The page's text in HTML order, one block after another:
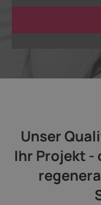
Unser
Ihr Projekt